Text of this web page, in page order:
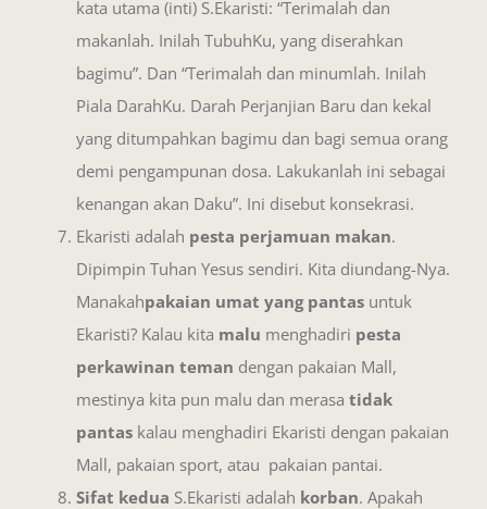
kata utama (inti) S.Ekaristi: “Terimalah dan
makanlah. Inilah TubuhKu, yang diserahkan
bagimu”. Dan “Terimalah dan minumlah. Inilah
Piala DarahKu. Darah Perjanjian Baru dan kekal
yang ditumpahkan bagimu dan bagi semua orang
demi pengampunan dosa. Lakukanlah ini sebagai
kenangan akan Daku”. Ini disebut konsekrasi.
Ekaristi adalah pesta perjamuan makan.
Dipimpin Tuhan Yesus sendiri. Kita diundang-Nya.
Manakahpakaian umat yang pantas untuk
Ekaristi? Kalau kita malu menghadiri pesta
perkawinan teman dengan pakaian Mall,
mestinya kita pun malu dan merasa tidak
pantas kalau menghadiri Ekaristi dengan pakaian
Mall, pakaian sport, atau pakaian pantai.
Sifat kedua S.Ekaristi adalah korban. Apakah